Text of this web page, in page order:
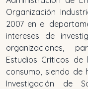
Organización
2007 en el
intereses de
organizaciones,
Estudios Críticos
consumo, siendo de
Investigación de